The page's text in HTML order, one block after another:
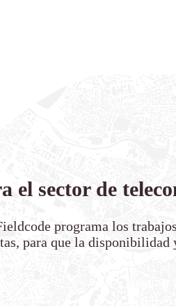
el sector de
programa los
para que la disponibilidad